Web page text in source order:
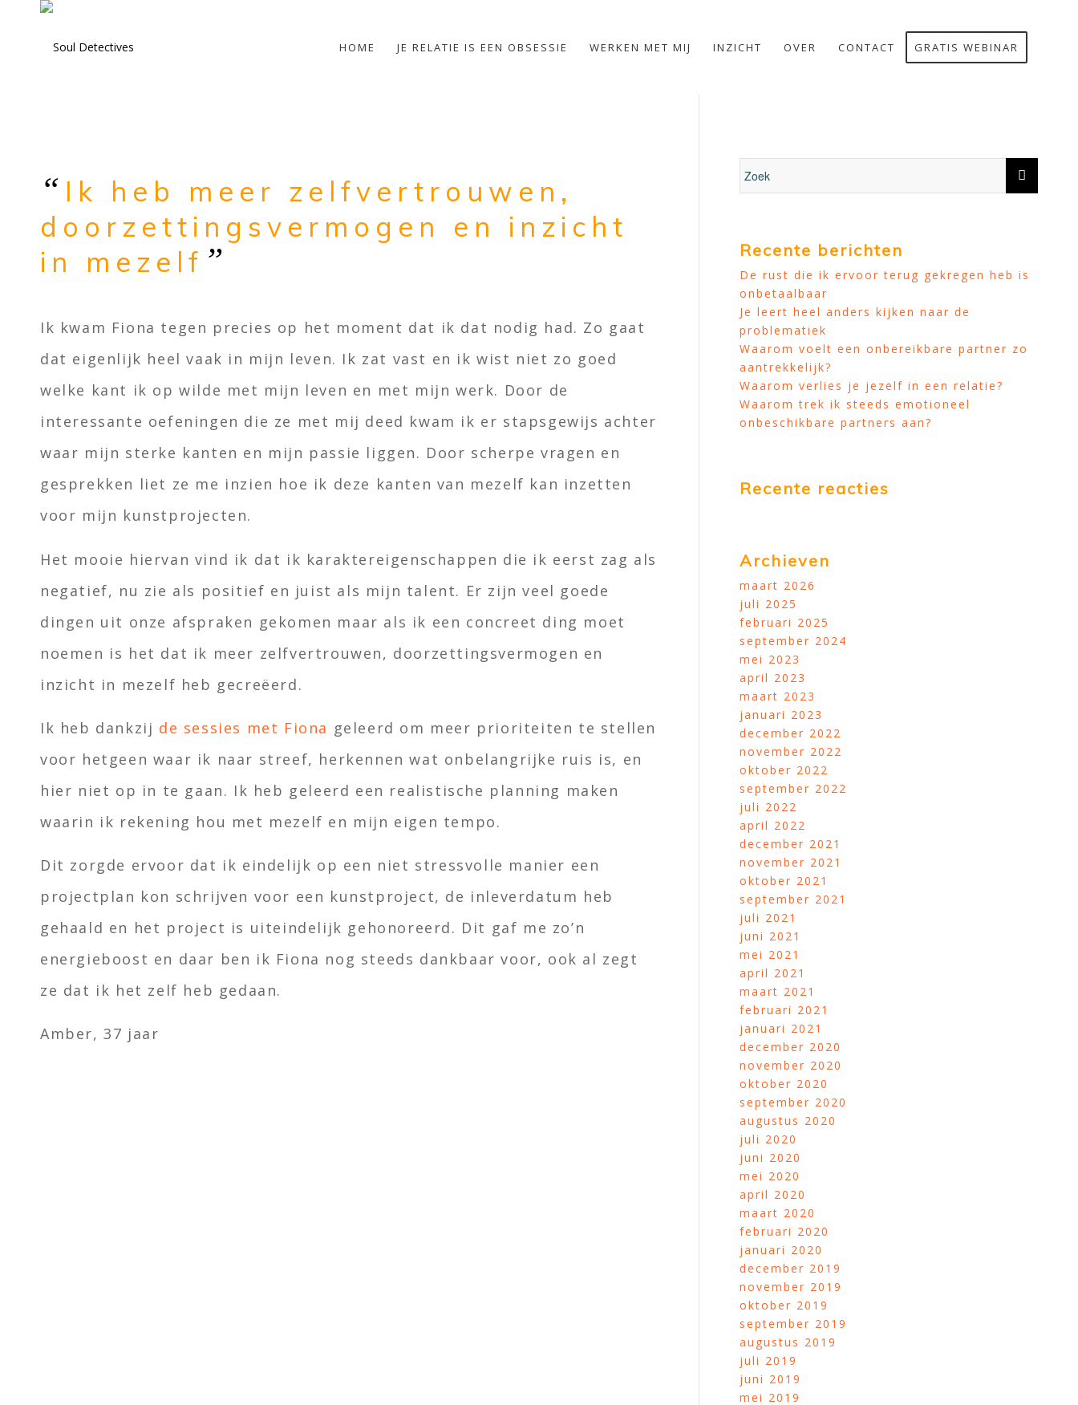
HOME JE RELATIE IS EEN OBSESSIE WERKEN MET MIJ INZICHT OVER CONTACT GRATIS WEBINAR
“ Ik heb meer zelfvertrouwen,
doorzettingsvermogen en inzicht
in mezelf ”
Ik kwam Fiona tegen precies op het moment dat ik dat nodig had. Zo gaat
dat eigenlijk heel vaak in mijn leven. Ik zat vast en ik wist niet zo goed
welke kant ik op wilde met mijn leven en met mijn werk. Door de
interessante oefeningen die ze met mij deed kwam ik er stapsgewijs achter
waar mijn sterke kanten en mijn passie liggen. Door scherpe vragen en
gesprekken liet ze me inzien hoe ik deze kanten van mezelf kan inzetten
voor mijn kunstprojecten.
Het mooie hiervan vind ik dat ik karaktereigenschappen die ik eerst zag als
negatief, nu zie als positief en juist als mijn talent. Er zijn veel goede
dingen uit onze afspraken gekomen maar als ik een concreet ding moet
noemen is het dat ik meer zelfvertrouwen, doorzettingsvermogen en
inzicht in mezelf heb gecreëerd.
Ik heb dankzij de sessies met Fiona geleerd om meer prioriteiten te stellen
voor hetgeen waar ik naar streef, herkennen wat onbelangrijke ruis is, en
hier niet op in te gaan. Ik heb geleerd een realistische planning maken
waarin ik rekening hou met mezelf en mijn eigen tempo.
Dit zorgde ervoor dat ik eindelijk op een niet stressvolle manier een
projectplan kon schrijven voor een kunstproject, de inleverdatum heb
gehaald en het project is uiteindelijk gehonoreerd. Dit gaf me zo’n
energieboost en daar ben ik Fiona nog steeds dankbaar voor, ook al zegt
ze dat ik het zelf heb gedaan.
Amber, 37 jaar
Recente berichten
De rust die ik ervoor terug gekregen heb is
onbetaalbaar
Je leert heel anders kijken naar de
problematiek
Waarom voelt een onbereikbare partner zo
aantrekkelijk?
Waarom verlies je jezelf in een relatie?
Waarom trek ik steeds emotioneel
onbeschikbare partners aan?
Recente reacties
Archieven
maart 2026
juli 2025
februari 2025
september 2024
mei 2023
april 2023
maart 2023
januari 2023
december 2022
november 2022
oktober 2022
september 2022
juli 2022
april 2022
december 2021
november 2021
oktober 2021
september 2021
juli 2021
juni 2021
mei 2021
april 2021
maart 2021
februari 2021
januari 2021
december 2020
november 2020
oktober 2020
september 2020
augustus 2020
juli 2020
juni 2020
mei 2020
april 2020
maart 2020
februari 2020
januari 2020
december 2019
november 2019
oktober 2019
september 2019
augustus 2019
juli 2019
juni 2019
mei 2019